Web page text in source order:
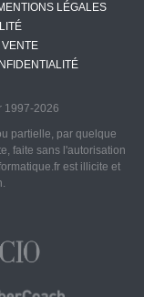
LÉGALES
1997-2026
partielle, par quelque
faite sans l'autorisation
est illicite et